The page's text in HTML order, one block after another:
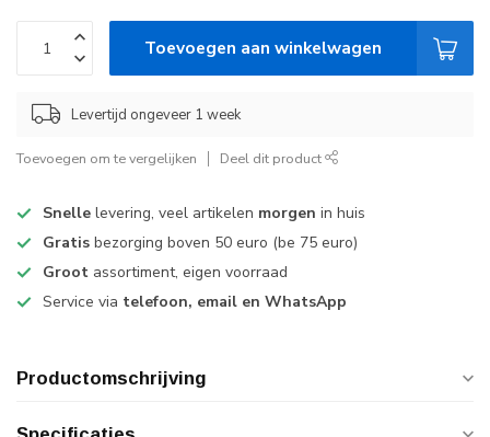
Toevoegen aan winkelwagen
Levertijd ongeveer 1 week
Toevoegen om te vergelijken Deel dit product
Snelle levering, veel artikelen morgen in huis
Gratis bezorging boven 50 euro (be 75 euro)
Groot assortiment, eigen voorraad
Service via telefoon, email en WhatsApp
Productomschrijving